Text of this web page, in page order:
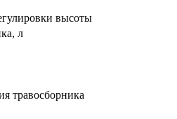
высоты
л
травосборника